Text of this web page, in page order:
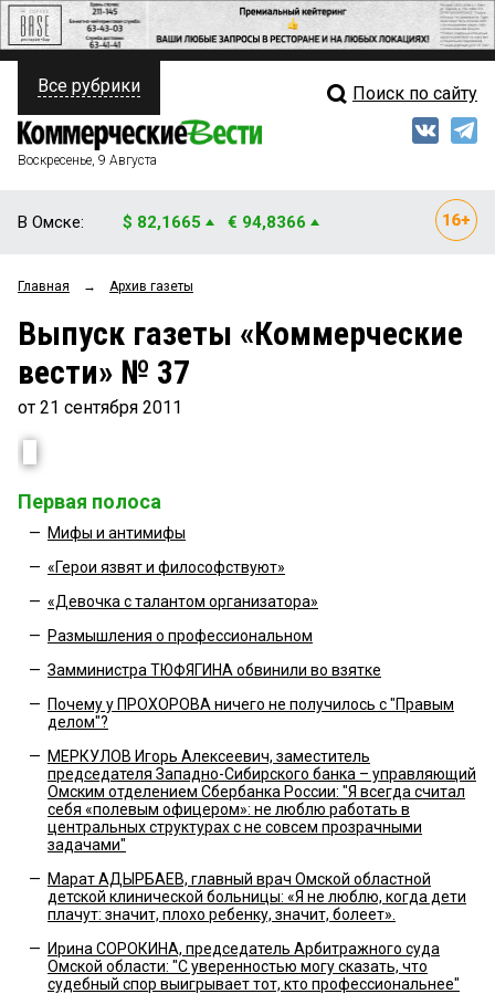
ПОЛИТИКА
ФИНАНСЫ
ОБЩЕСТВО
ЗАКОН
Свежий выпуск
Рейтинги
Все рубрики Поиск по сайту
Воскресенье, 9 Августа
В Омске: $ 82,1665 € 94,8366
Главная → Архив газеты
Выпуск газеты «Коммерческие
вести» № 37
от 21 сентября 2011
Первая полоса
— Мифы и антимифы
— «Герои язвят и философствуют»
— «Девочка с талантом организатора»
— Размышления о профессиональном
— Замминистра ТЮФЯГИНА обвинили во взятке
— Почему у ПРОХОРОВА ничего не получилось с "Правым
делом"?
— МЕРКУЛОВ Игорь Алексеевич, заместитель
председателя Западно-Сибирского банка – управляющий
Омским отделением Сбербанка России: "Я всегда считал
себя «полевым офицером»: не люблю работать в
центральных структурах с не совсем прозрачными
задачами"
— Марат АДЫРБАЕВ, главный врач Омской областной
детской клинической больницы: «Я не люблю, когда дети
плачут: значит, плохо ребенку, значит, болеет».
— Ирина СОРОКИНА, председатель Арбитражного суда
Омской области: "С уверенностью могу сказать, что
судебный спор выигрывает тот, кто профессиональнее"